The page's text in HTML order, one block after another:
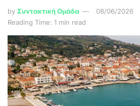
by Συντακτική Ομάδα
08/06/2026
Reading Time: 1 min read